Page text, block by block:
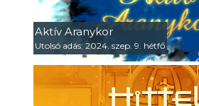
Aktív Aranykor
Utolsó adás: 2024. szep. 9. hétfő